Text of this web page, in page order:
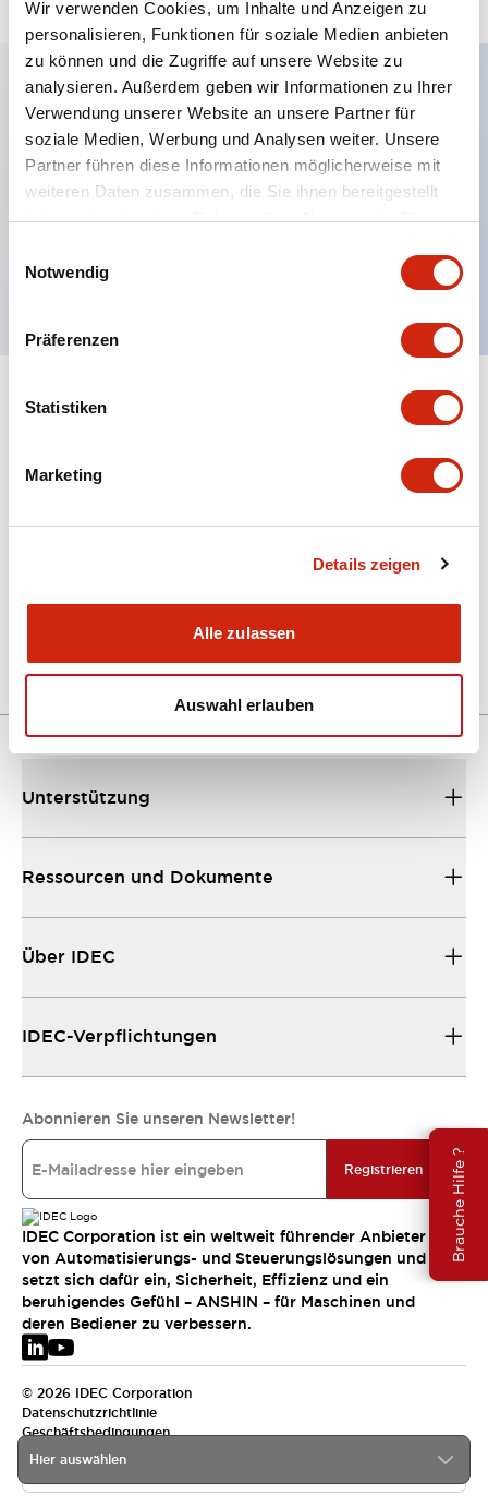
Wir verwenden Cookies, um Inhalte und Anzeigen zu
personalisieren, Funktionen für soziale Medien anbieten
zu können und die Zugriffe auf unsere Website zu
analysieren. Außerdem geben wir Informationen zu Ihrer
Verwendung unserer Website an unsere Partner für
soziale Medien, Werbung und Analysen weiter. Unsere
Partner führen diese Informationen möglicherweise mit
weiteren Daten zusammen, die Sie ihnen bereitgestellt
haben oder die sie im Rahmen Ihrer Nutzung der Dienste
Notwendig
Präferenzen
Statistiken
Marketing
Details zeigen
Alle zulassen
Auswahl erlauben
Brauche Hilfe ?
Hauptmerkmale
Mehrfachbefestigung möglich
Schutzart IP65 (IEC60529)
Dokumente und Dateien
Genehmigungen & Standards
04/09/2025.PDF1.23MB
Hier auswählen
Unterstützung
Ressourcen und Dokumente
Über IDEC
IDEC-Verpflichtungen
Abonnieren Sie unseren Newsletter!
Registrieren
IDEC Corporation ist ein weltweit führender Anbieter
von Automatisierungs- und Steuerungslösungen und
setzt sich dafür ein, Sicherheit, Effizienz und ein
beruhigendes Gefühl – ANSHIN – für Maschinen und
deren Bediener zu verbessern.
© 2026 IDEC Corporation
Datenschutzrichtlinie
Geschäftsbedingungen
EMEA